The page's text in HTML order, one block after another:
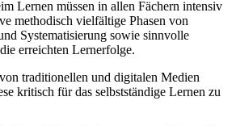
Lernen müssen in allen Fächern intensiv
methodisch vielfältige Phasen von
Systematisierung sowie sinnvolle
erreichten Lernerfolge.
traditionellen und digitalen Medien
kritisch für das selbstständige Lernen zu